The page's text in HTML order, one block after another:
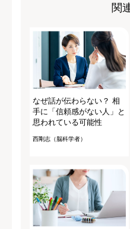
関
なぜ話が伝わらない？ 相
手に「信頼感がない人」と
思われている可能性
西剛志（脳科学者）